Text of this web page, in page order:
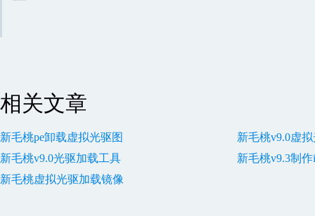
相关文章
新毛桃pe卸载虚拟光驱图
新毛桃v9.0虚
新毛桃v9.0光驱加载工具
新毛桃v9.3制
新毛桃虚拟光驱加载镜像